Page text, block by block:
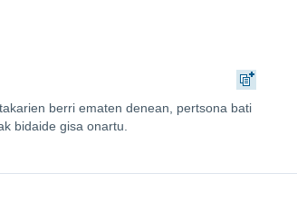
berri ematen denean, pertsona bati
bidaide gisa onartu.